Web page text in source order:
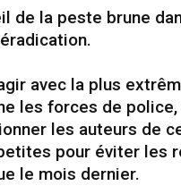
de la peste brune
avec la plus
les forces de
les auteurs de
pour éviter les
le mois dernier.